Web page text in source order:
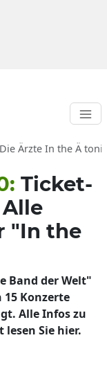
Die Ärzte In the Ä
Ticket-
"In the
Band der Welt"
Konzerte
Alle Infos zu
lesen Sie hier.